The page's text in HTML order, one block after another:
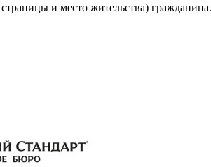
и место жительства) гражданина.